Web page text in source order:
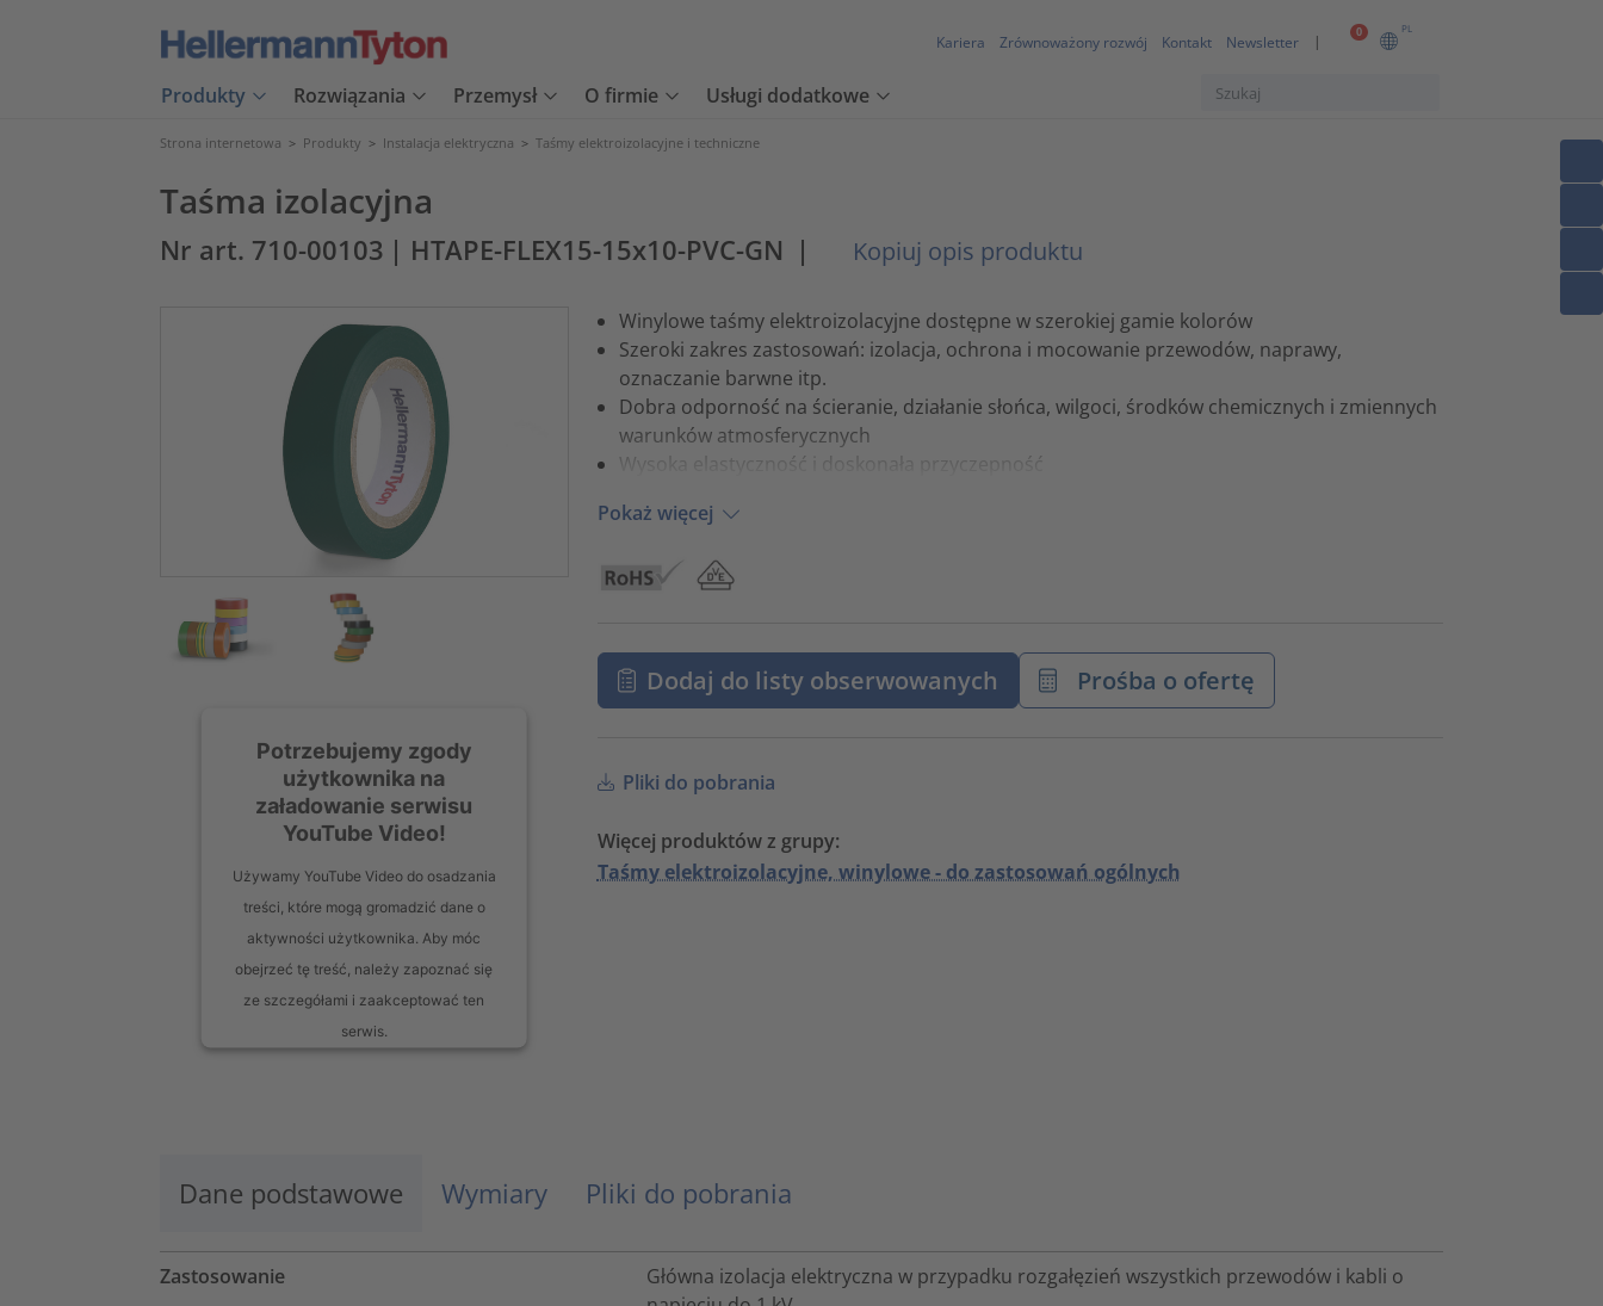
0 PL
Kariera Zrównoważony rozwój Kontakt Newsletter
Produkty Rozwiązania Przemysł O firmie Usługi dodatkowe
Strona internetowa > Produkty > Instalacja elektryczna > Taśmy elektroizolacyjne i techniczne
Taśma izolacyjna
Nr art. 710-00103 | HTAPE-FLEX15-15x10-PVC-GN | Kopiuj opis produktu
Potrzebujemy zgody
użytkownika na
załadowanie serwisu
YouTube Video!
Używamy YouTube Video do osadzania
treści, które mogą gromadzić dane o
aktywności użytkownika. Aby móc
obejrzeć tę treść, należy zapoznać się
ze szczegółami i zaakceptować ten
serwis.
powered byUsercentrics Consent
Winylowe taśmy elektroizolacyjne dostępne w szerokiej gamie kolorów
Szeroki zakres zastosowań: izolacja, ochrona i mocowanie przewodów, naprawy,
oznaczanie barwne itp.
Dobra odporność na ścieranie, działanie słońca, wilgoci, środków chemicznych i zmiennych
warunków atmosferycznych
Wysoka elastyczność i doskonała przyczepność
Pokaż więcej
Dodaj do listy obserwowanych Prośba o ofertę
Pliki do pobrania
Więcej produktów z grupy:
Taśmy elektroizolacyjne, winylowe - do zastosowań ogólnych
Dane podstawowe Wymiary Pliki do pobrania
Zastosowanie
Główna izolacja elektryczna w przypadku rozgałęzień wszystkich przewodów i kabli o